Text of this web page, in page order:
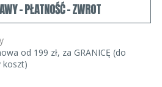
- PŁATNOŚĆ - ZWROT
od 199 zł, za GRANICĘ (do
koszt)